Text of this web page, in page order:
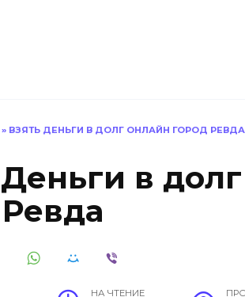
» ВЗЯТЬ ДЕНЬГИ В ДОЛГ ОНЛАЙН ГОРОД РЕВДА
в
НА ЧТЕНИЕ